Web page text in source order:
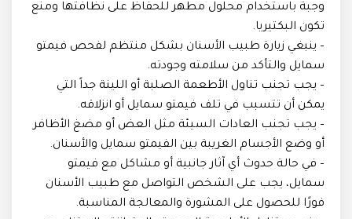
وجبة باستخدام محلول مطهر للحفاظ على نظافتها ومنع
تكون البكتيريا.
– ينبغي زيارة طبيب الأسنان بشكل منتظم لفحص فيمتو
سمايل والتأكد من سلامته وجودته.
– يجب تجنب تناول الأطعمة الصلبة أو اللينة جداً التي
يمكن أن تتسبب في تلف فيمتو سمايل أو انزلاقه.
– يجب تجنب العادات السيئة مثل العض أو مضغ الأظافر
أو وضع الأجسام الغريبة بين الفيمتو سمايل والأسنان.
– في حالة حدوث أي آثار جانبية أو مشاكل مع فيمتو
سمايل، يجب على الشخص التواصل مع طبيب الأسنان
فورًا للحصول على المشورة والمعالجة المناسبة.